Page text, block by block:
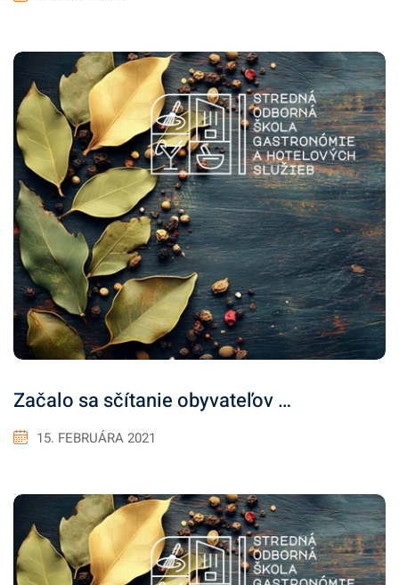
Začalo sa sčítanie obyvateľov …
15. FEBRUÁRA 2021